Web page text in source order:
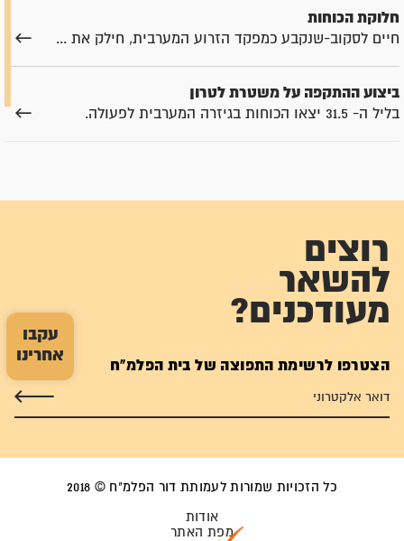
עקבו
אחרינו
חלוקת הכוחות
חיים לסקוב-שנקבע כמפקד הזרוע המערבית, חילק את ...
ביצוע ההתקפה על משטרת לטרון
בליל ה- 31.5 יצאו הכוחות בגיזרה המערבית לפעולה.
רוצים
להשאר
מעודכנים?
הצטרפו לרשימת התפוצה של בית הפלמ"ח
כל הזכויות שמורות לעמותת דור הפלמ"ח © 2018
אודות
מפת האתר